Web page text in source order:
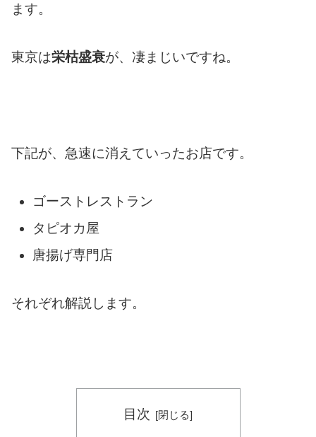
ます。
東京は栄枯盛衰が、凄まじいですね。
下記が、急速に消えていったお店です。
ゴーストレストラン
タピオカ屋
唐揚げ専門店
それぞれ解説します。
目次